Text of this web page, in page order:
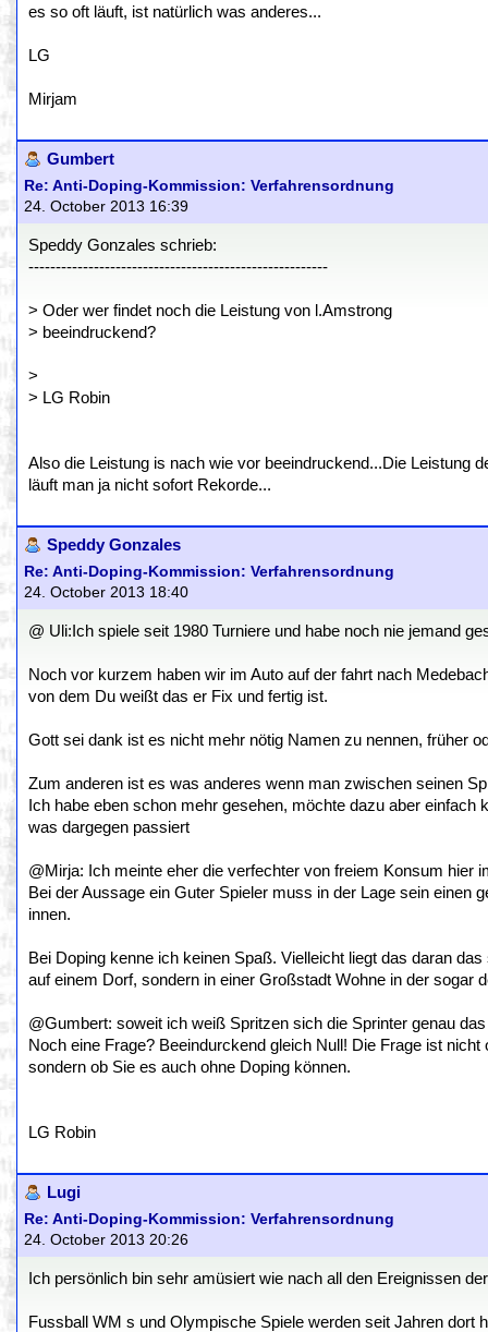
es so oft läuft, ist natürlich was anderes...
LG
Mirjam
Gumbert
Re: Anti-Doping-Kommission: Verfahrensordnung
24. October 2013 16:39
Speddy Gonzales schrieb:
-------------------------------------------------------
> Oder wer findet noch die Leistung von l.Amstrong
> beeindruckend?
>
> LG Robin
Also die Leistung is nach wie vor beeindruckend...Die Leistung
läuft man ja nicht sofort Rekorde...
Speddy Gonzales
Re: Anti-Doping-Kommission: Verfahrensordnung
24. October 2013 18:40
@ Uli:Ich spiele seit 1980 Turniere und habe noch nie jemand
Noch vor kurzem haben wir im Auto auf der fahrt nach
von dem Du weißt das er Fix und fertig ist.
Gott sei dank ist es nicht mehr nötig Namen zu nennen, früher
Zum anderen ist es was anderes wenn man zwischen seinen
Ich habe eben schon mehr gesehen, möchte dazu aber
was dargegen passiert
@Mirja: Ich meinte eher die verfechter von freiem Konsum hier
Bei der Aussage ein Guter Spieler muss in der Lage sein einen
innen.
Bei Doping kenne ich keinen Spaß. Vielleicht liegt das daran
auf einem Dorf, sondern in einer Großstadt Wohne in der sogar
@Gumbert: soweit ich weiß Spritzen sich die Sprinter genau
Noch eine Frage? Beeindurckend gleich Null! Die Frage ist
sondern ob Sie es auch ohne Doping können.
LG Robin
Lugi
Re: Anti-Doping-Kommission: Verfahrensordnung
24. October 2013 20:26
Ich persönlich bin sehr amüsiert wie nach all den Ereignissen
Fussball WM s und Olympische Spiele werden seit Jahren dort